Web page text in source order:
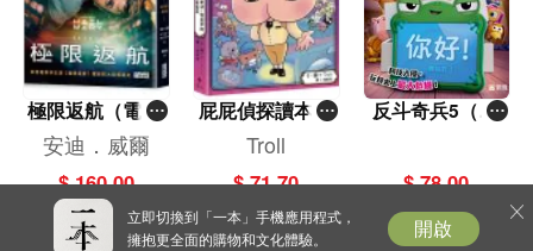
極限返航（電影
書衣典藏版）
（獨家收錄作者
訪談）
安迪．威爾
$ 160.00
屁屁偵探讀本(1
3)－－對決！怪
篇）
Troll
$ 71.70
反斗奇兵5（圖
$ 78.00
立即切換到「一本」手機應用程式，
擁抱更全面的購物和文化體驗。
開啟